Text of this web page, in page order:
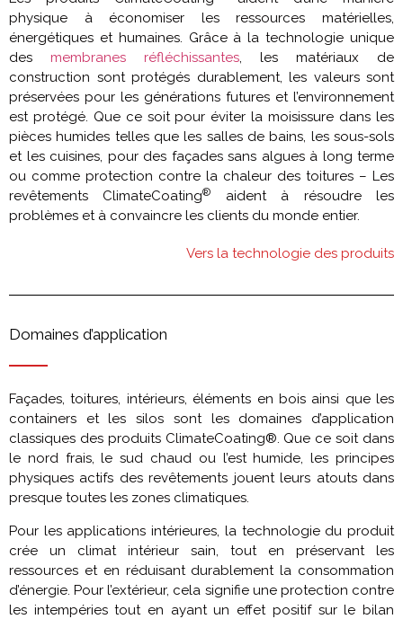
physique à économiser les ressources matérielles,
énergétiques et humaines. Grâce à la technologie unique
des membranes réfléchissantes, les matériaux de
construction sont protégés durablement, les valeurs sont
préservées pour les générations futures et l’environnement
est protégé. Que ce soit pour éviter la moisissure dans les
pièces humides telles que les salles de bains, les sous-sols
et les cuisines, pour des façades sans algues à long terme
ou comme protection contre la chaleur des toitures – Les
revêtements ClimateCoating®
aident à résoudre les
problèmes et à convaincre les clients du monde entier.
Vers la technologie des produits
Domaines d’application
Façades, toitures, intérieurs, éléments en bois ainsi que les
containers et les silos sont les domaines d’application
classiques des produits ClimateCoating®. Que ce soit dans
le nord frais, le sud chaud ou l’est humide, les principes
physiques actifs des revêtements jouent leurs atouts dans
presque toutes les zones climatiques.
Pour les applications intérieures, la technologie du produit
crée un climat intérieur sain, tout en préservant les
ressources et en réduisant durablement la consommation
d’énergie. Pour l’extérieur, cela signifie une protection contre
les intempéries tout en ayant un effet positif sur le bilan